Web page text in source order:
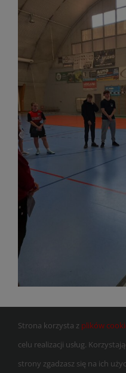
Strona korzysta z plików
celu realizacji usług.
strony zgadzasz się na ich